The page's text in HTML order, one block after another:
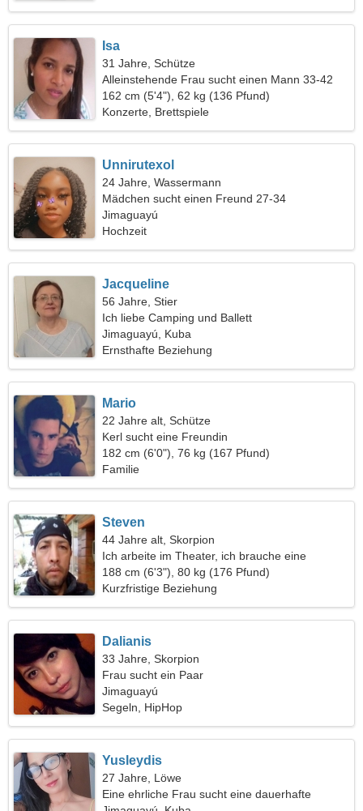
Isa
31 Jahre, Schütze
Alleinstehende Frau sucht einen Mann 33-42
162 cm (5'4"), 62 kg (136 Pfund)
Konzerte, Brettspiele
Unnirutexol
24 Jahre, Wassermann
Mädchen sucht einen Freund 27-34
Jimaguayú
Hochzeit
Jacqueline
56 Jahre, Stier
Ich liebe Camping und Ballett
Jimaguayú, Kuba
Ernsthafte Beziehung
Mario
22 Jahre alt, Schütze
Kerl sucht eine Freundin
182 cm (6'0"), 76 kg (167 Pfund)
Familie
Steven
44 Jahre alt, Skorpion
Ich arbeite im Theater, ich brauche eine
verträumte Frau
188 cm (6'3"), 80 kg (176 Pfund)
Kurzfristige Beziehung
Dalianis
33 Jahre, Skorpion
Frau sucht ein Paar
Jimaguayú
Segeln, HipHop
Yusleydis
27 Jahre, Löwe
Eine ehrliche Frau sucht eine dauerhafte